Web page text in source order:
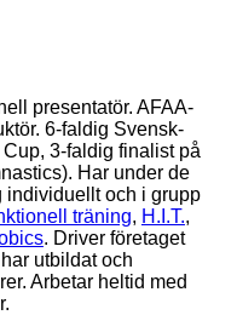
presentatör. AFAA-
6-faldig Svensk-
3-faldig finalist på
Har under de
individuellt och i grupp
träning, H.I.T.,
. Driver företaget
utbildat och
Arbetar heltid med